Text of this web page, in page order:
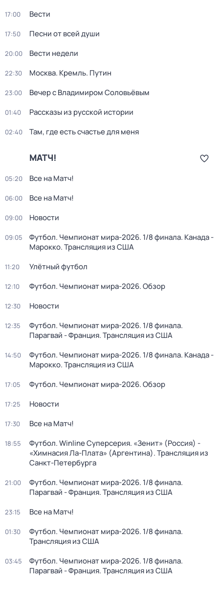
17:00 Вести
17:50 Песни от всей души
20:00 Вести недели
22:30 Москва. Кремль. Путин
23:00 Вечер с Владимиром Соловьёвым
01:40 Рассказы из русской истории
02:40 Там, где есть счастье для меня
МАТЧ!
05:20 Все на Матч!
06:00 Все на Матч!
09:00 Новости
09:05
Футбол. Чемпионат мира-2026. 1/8 финала. Канада -
Марокко. Трансляция из США
11:20 Улётный футбол
12:10 Футбол. Чемпионат мира-2026. Обзор
12:30 Новости
12:35
Футбол. Чемпионат мира-2026. 1/8 финала.
Парагвай - Франция. Трансляция из США
14:50
Футбол. Чемпионат мира-2026. 1/8 финала. Канада -
Марокко. Трансляция из США
17:05 Футбол. Чемпионат мира-2026. Обзор
17:25 Новости
17:30 Все на Матч!
18:55
Футбол. Winline Суперсерия. «Зенит» (Россия) -
«Химнасия Ла-Плата» (Аргентина). Трансляция из
Санкт-Петербурга
21:00
Футбол. Чемпионат мира-2026. 1/8 финала.
Парагвай - Франция. Трансляция из США
23:15 Все на Матч!
01:30
Футбол. Чемпионат мира-2026. 1/8 финала.
Трансляция из США
03:45
Футбол. Чемпионат мира-2026. 1/8 финала.
Парагвай - Франция. Трансляция из США